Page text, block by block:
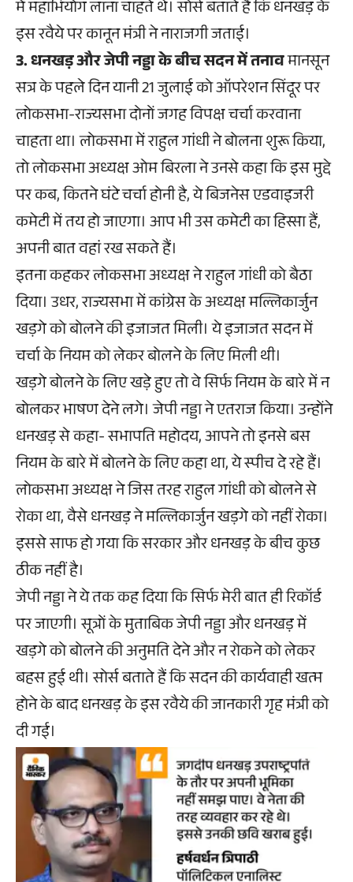
में महाभियोग लाना चाहते थे। सोर्स बताते हैं कि धनखड़ के
इस रवैये पर कानून मंत्री ने नाराजगी जताई।
3. धनखड़ और जेपी नड्डा के बीच सदन में तनावमानसून
सत्र के पहले दिन यानी 21 जुलाई को ऑपरेशन सिंदूर पर
लोकसभा-राज्यसभा दोनों जगह विपक्ष चर्चा करवाना
चाहता था। लोकसभा में राहुल गांधी ने बोलना शुरू किया,
तो लोकसभा अध्यक्ष ओम बिरला ने उनसे कहा कि इस मुद्दे
पर कब, कितने घंटे चर्चा होनी है, ये बिजनेस एडवाइजरी
कमेटी में तय हो जाएगा। आप भी उस कमेटी का हिस्सा हैं,
अपनी बात वहां रख सकते हैं।
इतना कहकर लोकसभा अध्यक्ष ने राहुल गांधी को बैठा
दिया। उधर, राज्यसभा में कांग्रेस के अध्यक्ष मल्लिकार्जुन
खड़गे को बोलने की इजाजत मिली। ये इजाजत सदन में
चर्चा के नियम को लेकर बोलने के लिए मिली थी।
खड़गे बोलने के लिए खड़े हुए तो वे सिर्फ नियम के बारे में न
बोलकर भाषण देने लगे। जेपी नड्डा ने एतराज किया। उन्होंने
धनखड़ से कहा- सभापति महोदय, आपने तो इनसे बस
नियम के बारे में बोलने के लिए कहा था, ये स्पीच दे रहे हैं।
लोकसभा अध्यक्ष ने जिस तरह राहुल गांधी को बोलने से
रोका था, वैसे धनखड़ ने मल्लिकार्जुन खड़गे को नहीं रोका।
इससे साफ हो गया कि सरकार और धनखड़ के बीच कुछ
ठीक नहीं है।
जेपी नड्डा ने ये तक कह दिया कि सिर्फ मेरी बात ही रिकॉर्ड
पर जाएगी। सूत्रों के मुताबिक जेपी नड्डा और धनखड़ में
खड़गे को बोलने की अनुमति देने और न रोकने को लेकर
बहस हुई थी। सोर्स बताते हैं कि सदन की कार्यवाही खत्म
होने के बाद धनखड़ के इस रवैये की जानकारी गृह मंत्री को
दी गई।